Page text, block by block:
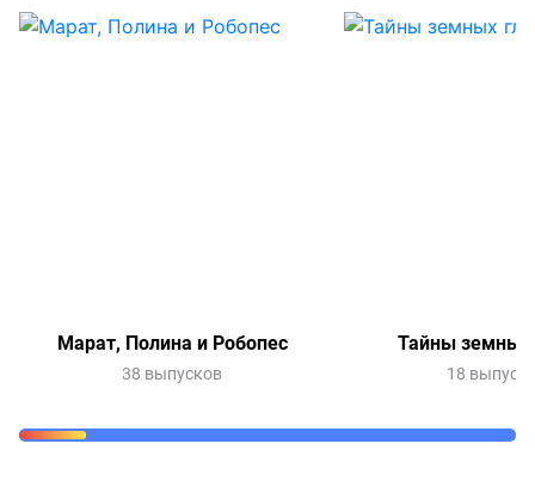
Марат, Полина и Робопес
38 выпусков
Тайны земных
18